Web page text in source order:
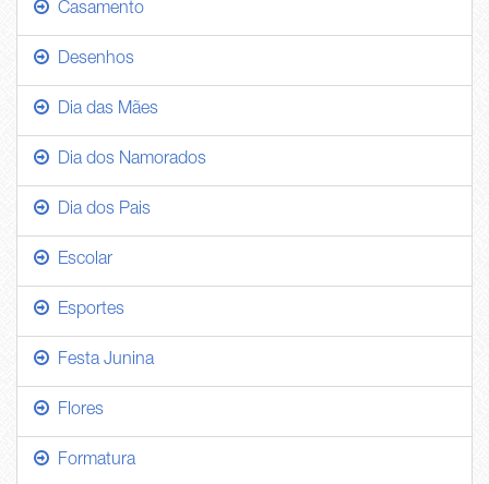
Casamento
Desenhos
Dia das Mães
Dia dos Namorados
Dia dos Pais
Escolar
Esportes
Festa Junina
Flores
Formatura